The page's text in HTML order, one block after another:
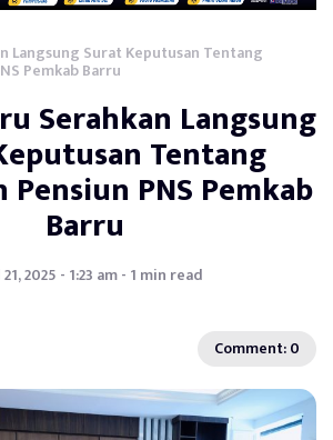
Langsung Surat Keputusan Tentang
Pemkab Barru
Serahkan Langsung
Tentang
Pensiun PNS Pemkab
Barru
2025 - 1:23 am - 1 min read
Comment: 0